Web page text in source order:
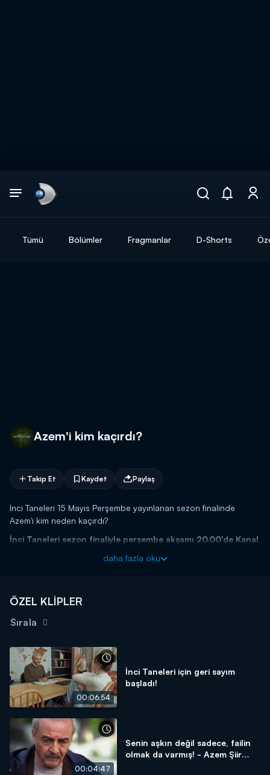
Tümü Bölümler Fragmanlar D-Shorts
Azem'i kim kaçırdı?
Takip Et Kaydet Paylaş
İnci Taneleri 15 Mayıs Perşembe yayınlanan sezon finalinde
Azem'i kim neden kaçırdı?
İnci Taneleri sezon finaliyle perşembe akşamı 20.00'de Kanal
daha fazla oku
ÖZEL KLİPLER
Sırala
00:06:54
İnci Taneleri için geri sayım
başladı!
00:04:47
Senin aşkın değil sadece, failin
olmak da varmış! - Azem Şiir